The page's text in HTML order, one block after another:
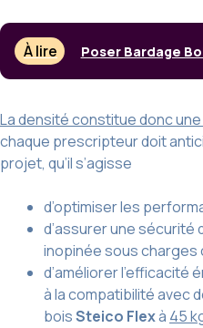
À lire Poser Bardage
La densité constitue donc
chaque prescripteur doit
projet, qu’il s’agisse
d’optimiser les
d’assurer une
inopinée sous
d’améliorer l’efficacité
à la compatibilité avec
boisSteico Flexà 45